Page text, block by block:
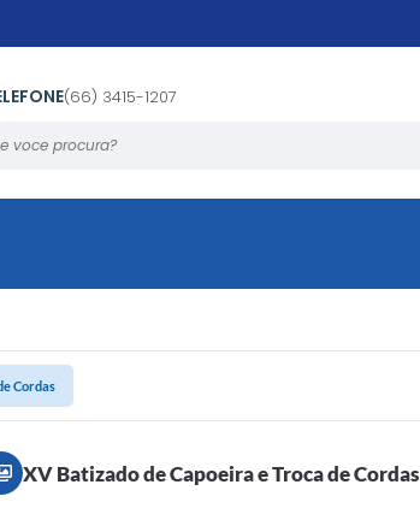
voce procura?
(66) 3415-1207
Cordas
XV Batizado de Capoeira e Troca de Cordas